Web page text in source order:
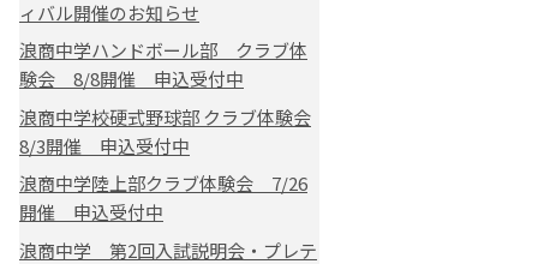
ィバル開催のお知らせ
浪商中学ハンドボール部 クラブ体
験会 8/8開催 申込受付中
浪商中学校硬式野球部 クラブ体験会
8/3開催 申込受付中
浪商中学陸上部クラブ体験会 7/26
開催 申込受付中
浪商中学 第2回入試説明会・プレテ